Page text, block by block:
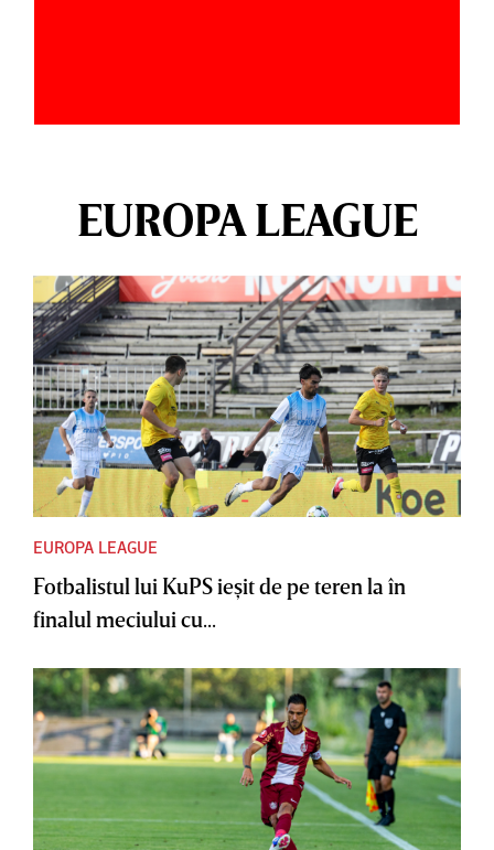
EUROPA LEAGUE
EUROPA LEAGUE
Fotbalistul lui KuPS ieşit de pe teren la în
finalul meciului cu...